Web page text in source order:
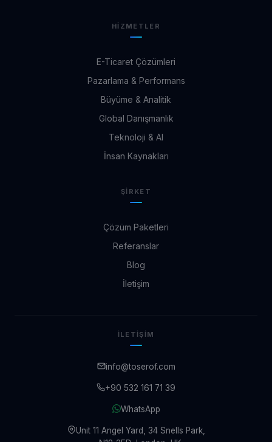
HIZMETLER
E-Ticaret Çözümleri
Pazarlama & Performans
Büyüme & Analitik
Global Danışmanlık
Teknoloji & AI
İnsan Kaynakları
ŞIRKET
Çözüm Paketleri
Referanslar
Blog
İletişim
İLETIŞIM
info@toserof.com
+90 532 161 71 39
WhatsApp
Unit 11 Angel Yard, 34 Snells Park,